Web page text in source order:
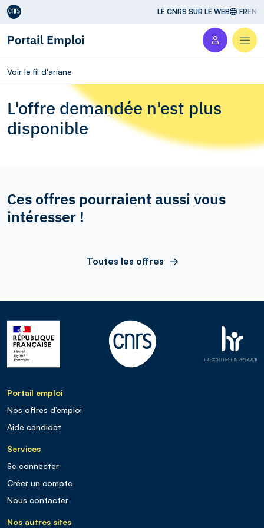
Aller au contenu LE CNRS SUR LE WEB FREN
Portail Emploi
Voir le fil d'ariane
L'offre demandée n'est plus
disponible
Ces offres pourraient aussi vous
intéresser !
Toutes les offres
Portail emploi
Nos offres d’emploi
Aide candidat
Services
Se connecter
Créer un compte
Nous contacter
Nos autres sites